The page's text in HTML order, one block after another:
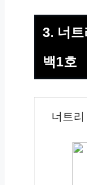
3. 너
백1호
너트